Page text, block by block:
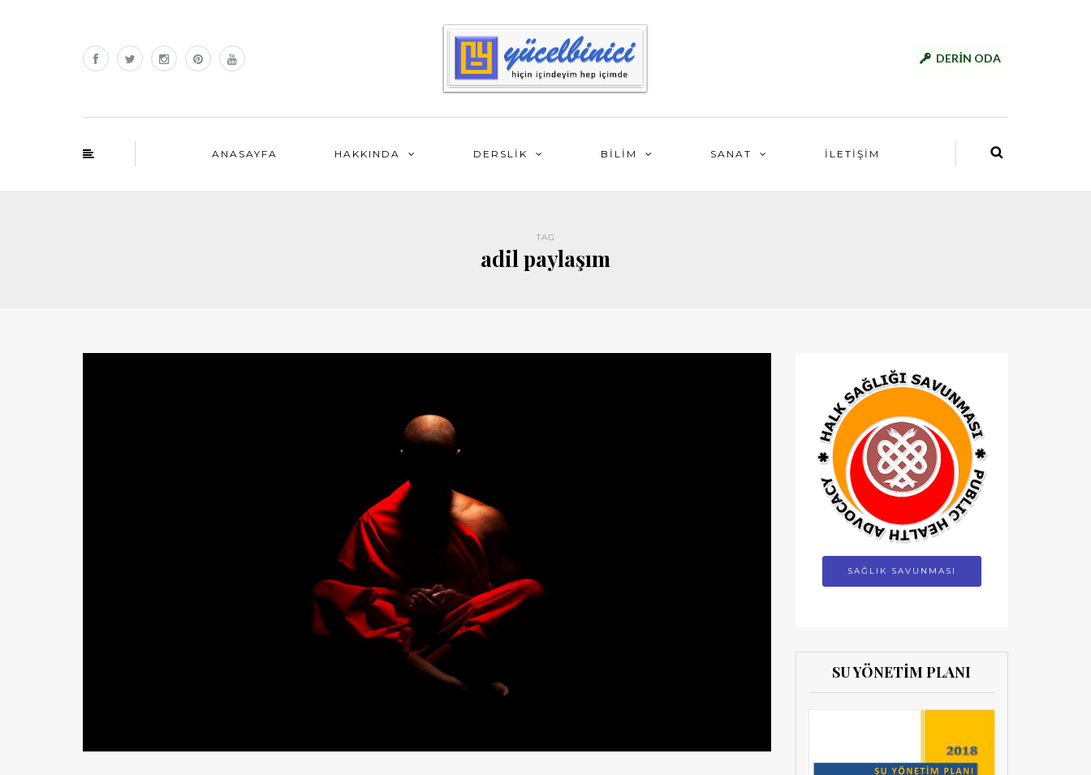
DERİN ODA
ANASAYFA HAKKINDA DERSLİK BİLİM SANAT İLETİŞİM
TAG
adil paylaşım
SAĞLIK SAVUNMASI
SU YÖNETİM PLANI